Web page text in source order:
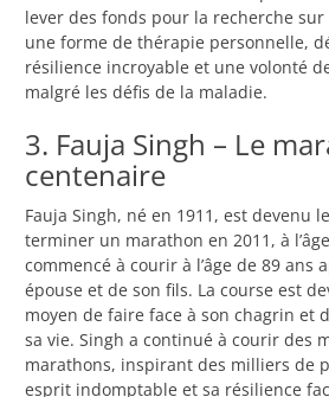
lever des fonds pour la recherche sur
une forme de thérapie personnelle,
résilience incroyable et une volonté
malgré les défis de la maladie.
3. Fauja Singh – Le
centenaire
Fauja Singh, né en 1911, est devenu
terminer un marathon en 2011, à
commencé à courir à l’âge de 89 ans
épouse et de son fils. La course est
moyen de faire face à son chagrin et
sa vie. Singh a continué à courir des
marathons, inspirant des milliers de
esprit indomptable et sa résilience